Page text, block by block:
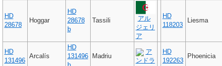
HD
28678
Hoggar
HD
28678
b
Tassili
アル
ジェリ
ア
HD
118203
Liesma
HD
131496
Arcalís
HD
131496
Madriu
ア
ンドラ
HD
192263
Phoenicia